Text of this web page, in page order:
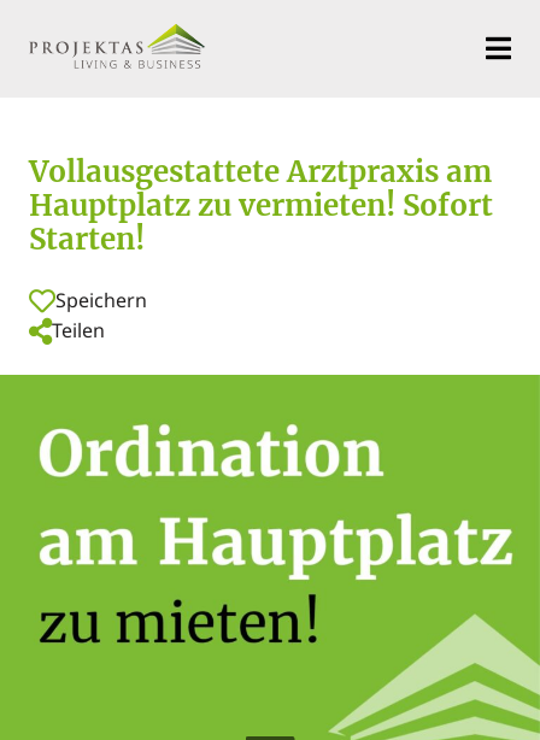
Vollausgestattete Arztpraxis am
Hauptplatz zu vermieten! Sofort
Starten!
Speichern
Teilen